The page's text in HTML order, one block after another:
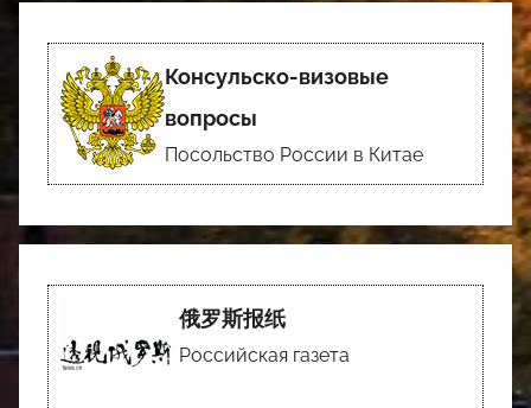
Консульско-визовые
вопросы
Посольство России в Китае
俄罗斯报纸
Российская газета